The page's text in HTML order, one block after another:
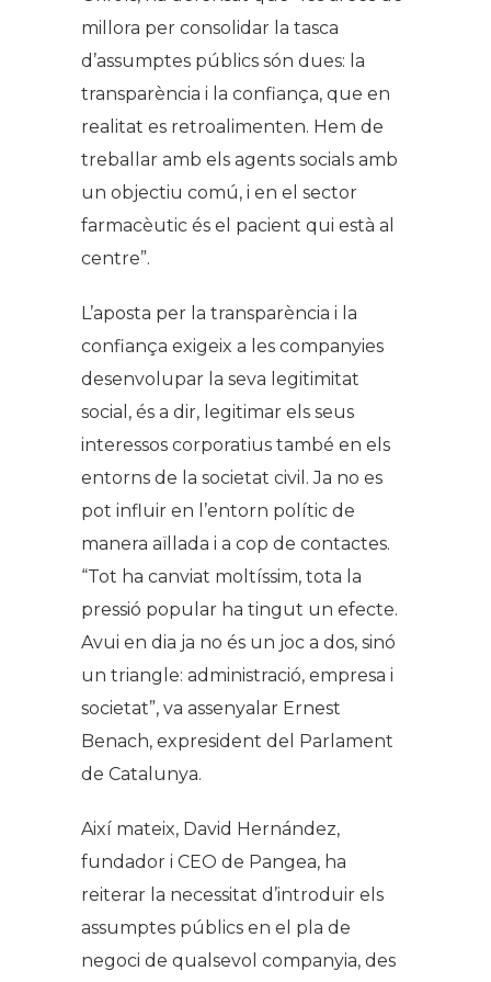
millora per consolidar la tasca
d’assumptes públics són dues: la
transparència i la confiança, que en
realitat es retroalimenten. Hem de
treballar amb els agents socials amb
un objectiu comú, i en el sector
farmacèutic és el pacient qui està al
centre”.
L’aposta per la transparència i la
confiança exigeix a les companyies
desenvolupar la seva legitimitat
social, és a dir, legitimar els seus
interessos corporatius també en els
entorns de la societat civil. Ja no es
pot influir en l’entorn polític de
manera aïllada i a cop de contactes.
“Tot ha canviat moltíssim, tota la
pressió popular ha tingut un efecte.
Avui en dia ja no és un joc a dos, sinó
un triangle: administració, empresa i
societat”, va assenyalar Ernest
Benach, expresident del Parlament
de Catalunya.
Així mateix, David Hernández,
fundador i CEO de Pangea, ha
reiterar la necessitat d’introduir els
assumptes públics en el pla de
negoci de qualsevol companyia, des